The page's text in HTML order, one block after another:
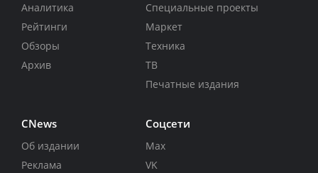
Аналитика
Рейтинги
Обзоры
Архив
Специальные проекты
Маркет
Техника
ТВ
Печатные издания
CNews
Об издании
Реклама
Соцсети
Max
VK